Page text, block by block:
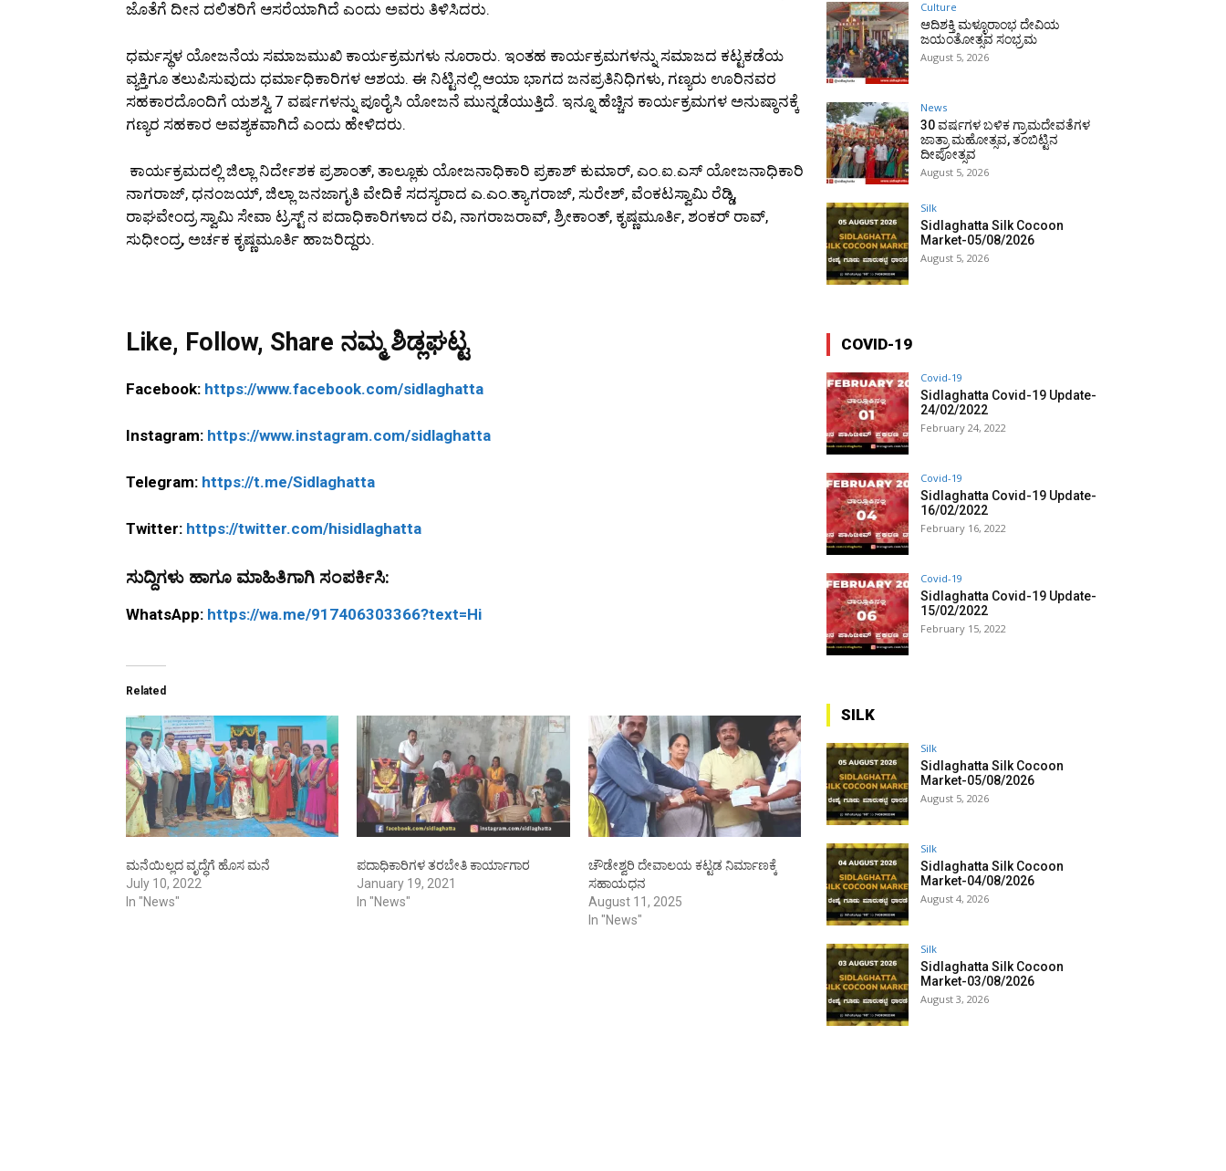
ಜೊತೆಗೆ ದೀನ ದಲಿತರಿಗೆ ಆಸರೆಯಾಗಿದೆ ಎಂದು ಅವರು ತಿಳಿಸಿದರು.
ಧರ್ಮಸ್ಥಳ ಯೋಜನೆಯ ಸಮಾಜಮುಖಿ ಕಾರ್ಯಕ್ರಮಗಳು ನೂರಾರು. ಇಂತಹ ಕಾರ್ಯಕ್ರಮಗಳನ್ನು ಸಮಾಜದ ಕಟ್ಟಕಡೆಯ
ವ್ಯಕ್ತಿಗೂ ತಲುಪಿಸುವುದು ಧರ್ಮಾಧಿಕಾರಿಗಳ ಆಶಯ. ಈ ನಿಟ್ಟಿನಲ್ಲಿ ಆಯಾ ಭಾಗದ ಜನಪ್ರತಿನಿಧಿಗಳು, ಗಣ್ಯರು ಊರಿನವರ
ಸಹಕಾರದೊಂದಿಗೆ ಯಶಸ್ವಿ 7 ವರ್ಷಗಳನ್ನು ಪೂರೈಸಿ ಯೋಜನೆ ಮುನ್ನಡೆಯುತ್ತಿದೆ. ಇನ್ನೂ ಹೆಚ್ಚಿನ ಕಾರ್ಯಕ್ರಮಗಳ ಅನುಷ್ಠಾನಕ್ಕೆ
ಗಣ್ಯರ ಸಹಕಾರ ಅವಶ್ಯಕವಾಗಿದೆ ಎಂದು ಹೇಳಿದರು.
ಕಾರ್ಯಕ್ರಮದಲ್ಲಿ ಜಿಲ್ಲಾ ನಿರ್ದೇಶಕ ಪ್ರಶಾಂತ್, ತಾಲ್ಲೂಕು ಯೋಜನಾಧಿಕಾರಿ ಪ್ರಕಾಶ್ ಕುಮಾರ್, ಎಂ.ಐ.ಎಸ್ ಯೋಜನಾಧಿಕಾರಿ
ನಾಗರಾಜ್, ಧನಂಜಯ್, ಜಿಲ್ಲಾ ಜನಜಾಗೃತಿ ವೇದಿಕೆ ಸದಸ್ಯರಾದ ಎ.ಎಂ.ತ್ಯಾಗರಾಜ್, ಸುರೇಶ್, ವೆಂಕಟಸ್ವಾಮಿ ರೆಡ್ಡಿ,
ರಾಘವೇಂದ್ರ ಸ್ವಾಮಿ ಸೇವಾ ಟ್ರಸ್ಟ್ ನ ಪದಾಧಿಕಾರಿಗಳಾದ ರವಿ, ನಾಗರಾಜರಾವ್, ಶ್ರೀಕಾಂತ್, ಕೃಷ್ಣಮೂರ್ತಿ, ಶಂಕರ್ ರಾವ್,
ಸುಧೀಂದ್ರ, ಅರ್ಚಕ ಕೃಷ್ಣಮೂರ್ತಿ ಹಾಜರಿದ್ದರು.
Like, Follow, Share ನಮ್ಮ ಶಿಡ್ಲಘಟ್ಟ
Facebook: https://www.facebook.com/sidlaghatta
Instagram: https://www.instagram.com/sidlaghatta
Telegram: https://t.me/Sidlaghatta
Twitter: https://twitter.com/hisidlaghatta
ಸುದ್ದಿಗಳು ಹಾಗೂ ಮಾಹಿತಿಗಾಗಿ ಸಂಪರ್ಕಿಸಿ:
WhatsApp: https://wa.me/917406303366?text=Hi
Related
ಮನೆಯಿಲ್ಲದ ವೃದ್ಧೆಗೆ ಹೊಸ ಮನೆ
July 10, 2022
In "News"
ಪದಾಧಿಕಾರಿಗಳ ತರಬೇತಿ ಕಾರ್ಯಾಗಾರ
January 19, 2021
In "News"
ಚೌಡೇಶ್ವರಿ ದೇವಾಲಯ ಕಟ್ಟಡ ನಿರ್ಮಾಣಕ್ಕೆ
ಸಹಾಯಧನ
August 11, 2025
In "News"
Culture
ಆದಿಶಕ್ತಿ ಮಳ್ಳೂರಾಂಭ ದೇವಿಯ
ಜಯಂತೋತ್ಸವ ಸಂಭ್ರಮ
August 5, 2026
News
30 ವರ್ಷಗಳ ಬಳಿಕ ಗ್ರಾಮದೇವತೆಗಳ
ಜಾತ್ರಾ ಮಹೋತ್ಸವ, ತಂಬಿಟ್ಟಿನ
ದೀಪೋತ್ಸವ
August 5, 2026
Silk
Sidlaghatta Silk Cocoon
Market-05/08/2026
August 5, 2026
COVID-19
Covid-19
Sidlaghatta Covid-19 Update-
24/02/2022
February 24, 2022
Covid-19
Sidlaghatta Covid-19 Update-
16/02/2022
February 16, 2022
Covid-19
Sidlaghatta Covid-19 Update-
15/02/2022
February 15, 2022
SILK
Silk
Sidlaghatta Silk Cocoon
Market-05/08/2026
August 5, 2026
Silk
Sidlaghatta Silk Cocoon
Market-04/08/2026
August 4, 2026
Silk
Sidlaghatta Silk Cocoon
Market-03/08/2026
August 3, 2026